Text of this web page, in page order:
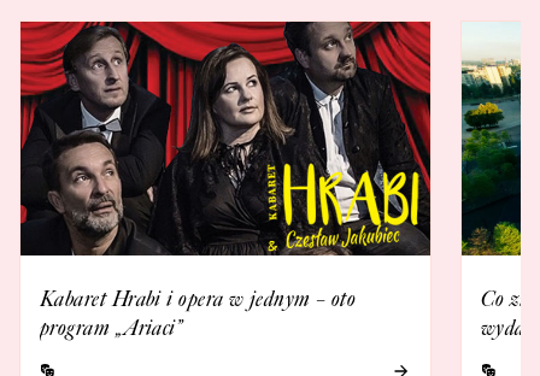
Kabaret Hrabi i opera w jednym – oto
program „Ariaci”
Co